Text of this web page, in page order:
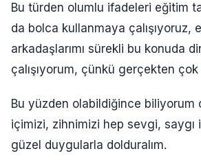
Bu türden olumlu ifadeleri eğitim
da bolca kullanmaya çalışıyoruz,
arkadaşlarımı sürekli bu konuda
çalışıyorum, çünkü gerçekten
Bu yüzden olabildiğince biliyorum
içimizi, zihnimizi hep sevgi, saygı
güzel duygularla dolduralım.